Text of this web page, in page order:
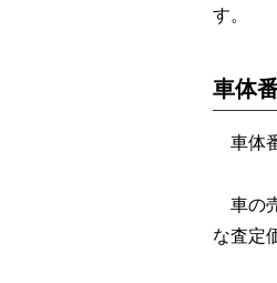
す。
車体
車体
車の
な査定